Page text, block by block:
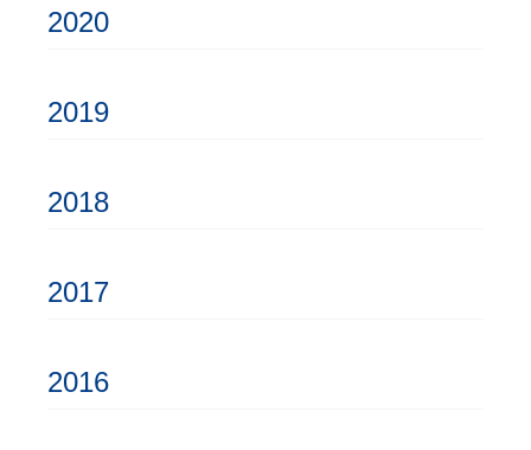
2020
2019
2018
2017
2016